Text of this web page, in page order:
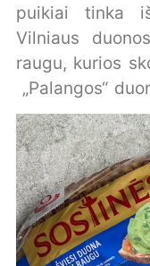
puikiai tinka
Vilniaus
raugu, kurios
„Palangos“